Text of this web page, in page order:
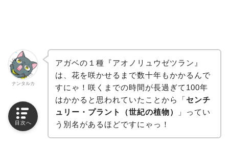
ナンタルカ
アガベの１種『アオノリュウゼツラン』
は、花を咲かせるまで数十年もかかるんで
すにゃ！咲くまでの時間が長過ぎて100年
はかかると思われていたことから「センチ
ュリー・プラント（世紀の植物）
」ってい
う別名があるほどですにゃっ！
目次へ